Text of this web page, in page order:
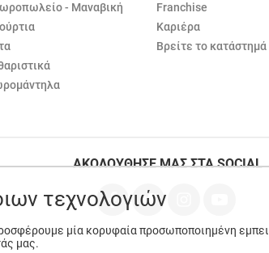
- Μαναβική
Franchise
Καριέρα
Βρείτε το κατάστημά
ΑΚΟΛΟΥΘΗΣΕ ΜΑΣ ΣΤΑ SOCIAL
τεχνολογιών
μία κορυφαία προσωποποιημένη
μας.